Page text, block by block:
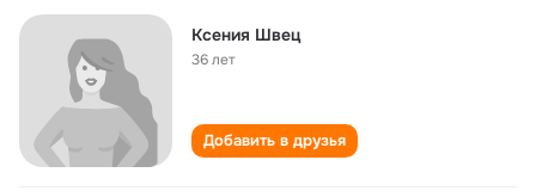
Ксения Швец
36 лет
Добавить в друзья